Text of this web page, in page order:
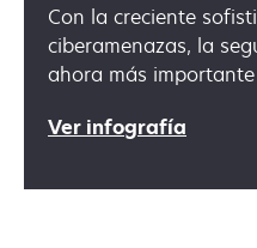
Con la creciente
ciberamenazas, la
ahora más
Ver infografía